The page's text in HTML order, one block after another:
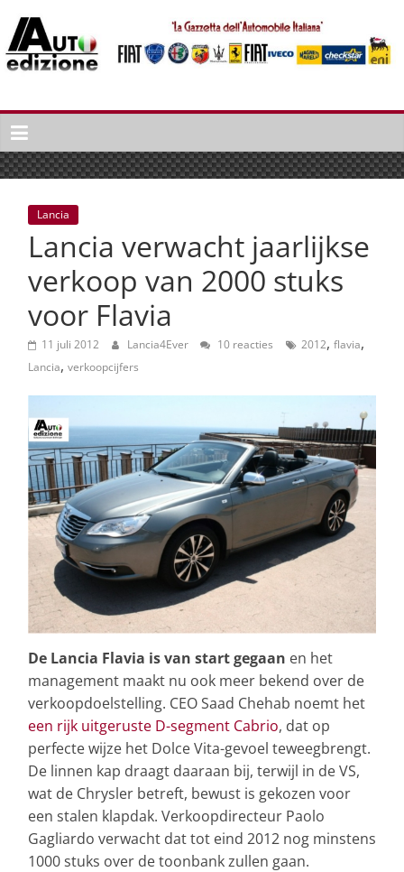
naar
inhoud
Auto
Edizione
La
Gazetta
dell'Automobile
Italiana
autonieuws
lifestyle
Lancia
Lancia verwacht jaarlijkse
verkoop van 2000 stuks
voor Flavia
11 juli 2012 Lancia4Ever 10 reacties 2012, flavia,
Lancia, verkoopcijfers
De Lancia Flavia is van start gegaan en het
management maakt nu ook meer bekend over de
verkoopdoelstelling. CEO Saad Chehab noemt het
een rijk uitgeruste D-segment Cabrio, dat op
perfecte wijze het Dolce Vita-gevoel teweegbrengt.
De linnen kap draagt daaraan bij, terwijl in de VS,
wat de Chrysler betreft, bewust is gekozen voor
een stalen klapdak. Verkoopdirecteur Paolo
Gagliardo verwacht dat tot eind 2012 nog minstens
1000 stuks over de toonbank zullen gaan.